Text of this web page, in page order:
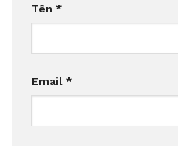
Tên *
Email *